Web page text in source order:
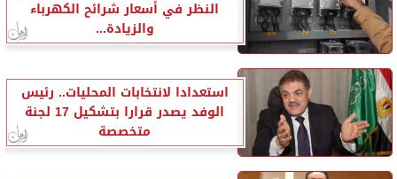
النظر في أسعار شرائح الكهرباء
والزيادة...
استعدادا لانتخابات المحليات.. رئيس
الوفد يصدر قرارا بتشكيل 17 لجنة
متخصصة